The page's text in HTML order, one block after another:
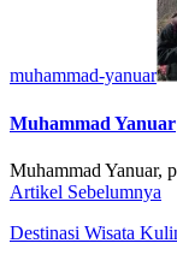
muhammad-yanuar
Muhammad Yanuar
Muhammad Yanuar,
Artikel Sebelumnya
Destinasi Wisata